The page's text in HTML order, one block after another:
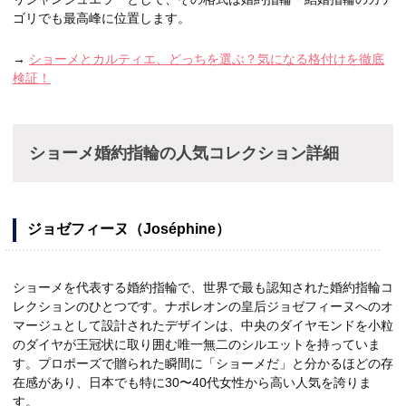
ゴリでも最高峰に位置します。
→ ショーメとカルティエ、どっちを選ぶ？気になる格付けを徹底
検証！
ショーメ婚約指輪の人気コレクション詳細
ジョゼフィーヌ（Joséphine）
ショーメを代表する婚約指輪で、世界で最も認知された婚約指輪コ
レクションのひとつです。ナポレオンの皇后ジョゼフィーヌへのオ
マージュとして設計されたデザインは、中央のダイヤモンドを小粒
のダイヤが王冠状に取り囲む唯一無二のシルエットを持っていま
す。プロポーズで贈られた瞬間に「ショーメだ」と分かるほどの存
在感があり、日本でも特に30〜40代女性から高い人気を誇りま
す。